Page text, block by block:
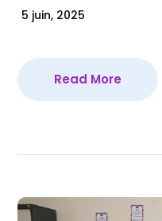
5 juin, 2025
Read More